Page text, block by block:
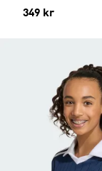
Pris
349 kr